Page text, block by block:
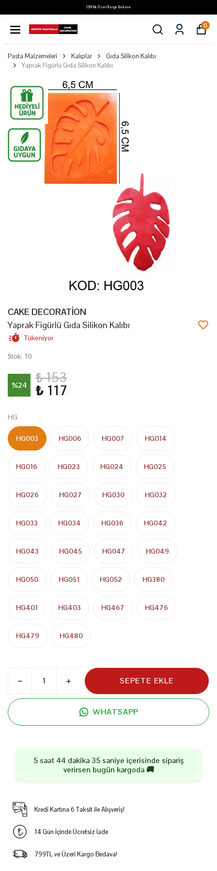
1.999₺ Üzeri Kargo Bedava
0
Pasta Malzemeleri Kalıplar
Gıda Silikon Kalıbı
Yaprak Figürlü Gıda Silikon Kalıbı
CAKE DECORATİON
Yaprak Figürlü Gıda Silikon Kalıbı
Tükeniyor
Stok: 10
%24 ₺ 153
₺ 117
HG
HG003 HG006 HG007 HG014
HG016 HG023 HG024 HG025
HG026 HG027 HG030 HG032
HG033 HG034 HG036 HG042
HG043 HG045 HG047 HG049
HG050 HG051 HG052 HG380
HG401 HG403 HG467 HG476
HG479 HG480
SEPETE EKLE
WHATSAPP
5 saat 44 dakika 35 saniye içerisinde sipariş
verirsen bugün kargoda 🚚
Kredi Kartına 6 Taksit ile Alışveriş!
14 Gün İçinde Ücretsiz İade
799TL ve Üzeri Kargo Bedava!